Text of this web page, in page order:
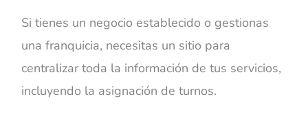
Si tienes un negocio establecido o gestionas
una franquicia, necesitas un sitio para
centralizar toda la información de tus servicios,
incluyendo la asignación de turnos.